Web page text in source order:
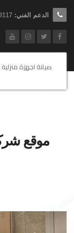
الدعم الفني:
صيانة اجهزة منزلية
موقع